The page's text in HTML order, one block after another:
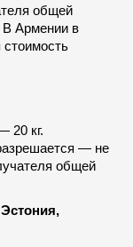
общей
Армении в
стоимость
20 кг.
— не
общей